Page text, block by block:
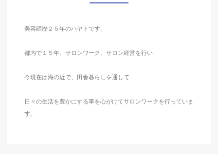
美容師歴２５年のハヤトです。
都内で１５年、サロンワーク、サロン経営を行い
今現在は海の近で、田舎暮らしを通して
日々の生活を豊かにする事を心がけてサロンワークを行っていま
す。